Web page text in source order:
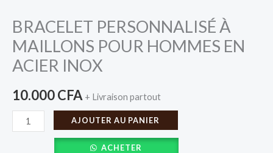
BRACELET PERSONNALISÉ À
MAILLONS POUR HOMMES EN
ACIER INOX
10.000CFA + Livraison partout
AJOUTER AU PANIER
ACHETER